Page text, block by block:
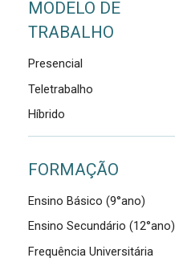
MODELO DE
TRABALHO
Presencial
Teletrabalho
Híbrido
FORMAÇÃO
Ensino Básico (9°ano)
Ensino Secundário (12°ano)
Frequência Universitária